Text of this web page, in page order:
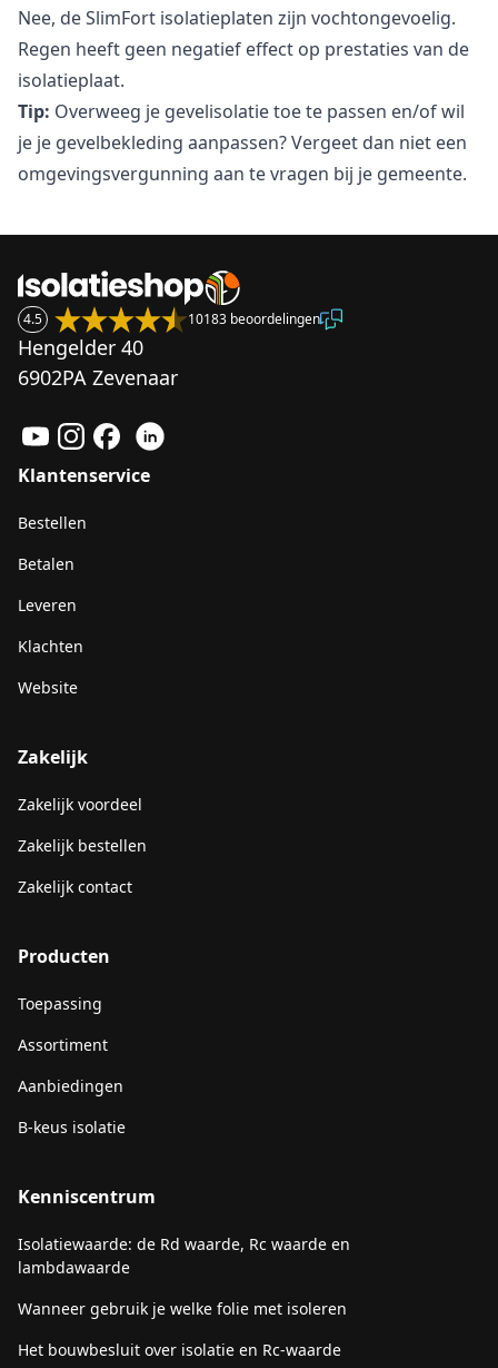
Nee, de SlimFort isolatieplaten zijn vochtongevoelig.
Regen heeft geen negatief effect op prestaties van de
isolatieplaat.
Tip: Overweeg je gevelisolatie toe te passen en/of wil
je je gevelbekleding aanpassen? Vergeet dan niet een
omgevingsvergunning aan te vragen bij je gemeente.
4.5 10183 beoordelingen
Hengelder 40
6902PA Zevenaar
Klantenservice
Bestellen
Betalen
Leveren
Klachten
Website
Zakelijk
Zakelijk voordeel
Zakelijk bestellen
Zakelijk contact
Producten
Toepassing
Assortiment
Aanbiedingen
B-keus isolatie
Kenniscentrum
Isolatiewaarde: de Rd waarde, Rc waarde en
lambdawaarde
Wanneer gebruik je welke folie met isoleren
Het bouwbesluit over isolatie en Rc-waarde